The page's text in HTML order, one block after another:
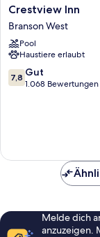
Crestview
Inn
Branson
West
Crestview Inn
Branson West
Pool
Haustiere erlaubt
7.8
von
7,8 Gut
1.068 Bewertungen
Melde dich
anzuzeigen.